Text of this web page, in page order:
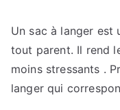
Un sac à langer est
tout parent. Il rend
moins stressants .
langer qui